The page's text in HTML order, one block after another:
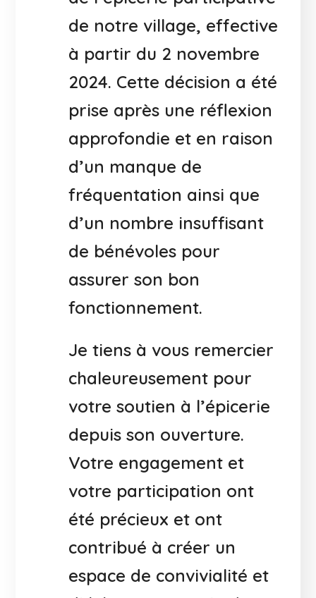
de notre village, effective
à partir du 2 novembre
2024. Cette décision a été
prise après une réflexion
approfondie et en raison
d’un manque de
fréquentation ainsi que
d’un nombre insuffisant
de bénévoles pour
assurer son bon
fonctionnement.
Je tiens à vous remercier
chaleureusement pour
votre soutien à l’épicerie
depuis son ouverture.
Votre engagement et
votre participation ont
été précieux et ont
contribué à créer un
espace de convivialité et